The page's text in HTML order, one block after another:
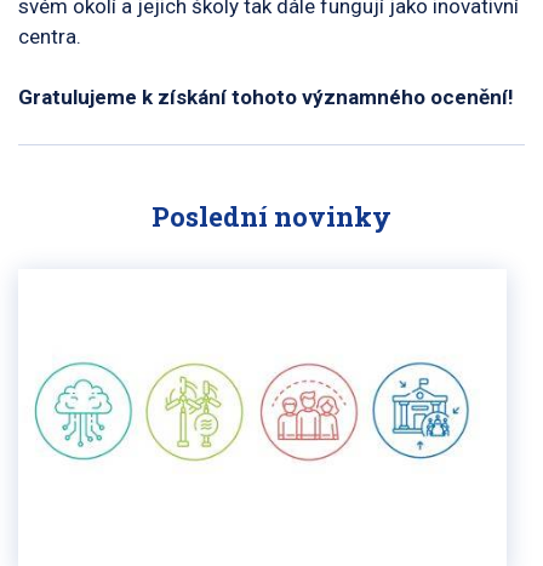
svém okolí a jejich školy tak dále fungují jako inovativní
centra.
Gratulujeme k získání tohoto významného ocenění!
Poslední novinky